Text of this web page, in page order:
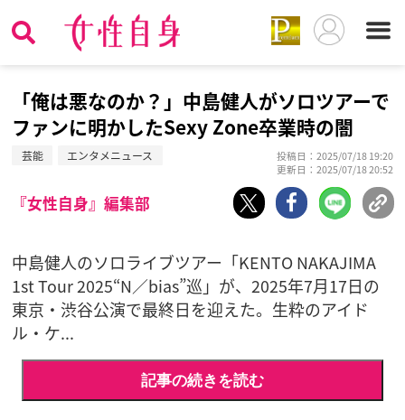
「俺は悪なのか？」中島健人がソロツアーで
ファンに明かしたSexy Zone卒業時の闇
芸能 エンタメニュース
投稿日：2025/07/18 19:20
更新日：2025/07/18 20:52
『女性自身』編集部
中島健人のソロライブツアー「KENTO NAKAJIMA
1st Tour 2025“N／bias”巡」が、2025年7月17日の
東京・渋谷公演で最終日を迎えた。生粋のアイド
ル・ケ...
記事の続きを読む